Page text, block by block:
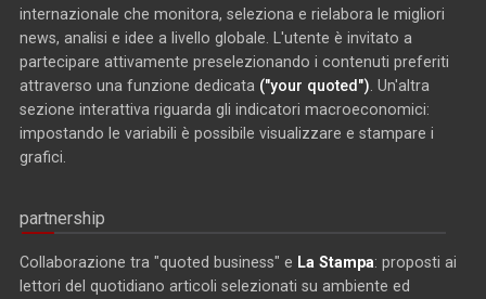
internazionale che monitora, seleziona e rielabora le migliori
news, analisi e idee a livello globale. L'utente è invitato a
partecipare attivamente preselezionando i contenuti preferiti
attraverso una funzione dedicata ("your quoted") . Un'altra
sezione interattiva riguarda gli indicatori macroeconomici:
impostando le variabili è possibile visualizzare e stampare i
grafici.
partnership
Collaborazione tra "quoted business" e La Stampa: proposti ai
lettori del quotidiano articoli selezionati su ambiente ed